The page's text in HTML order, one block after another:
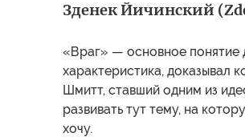
Зденек Йичинский
«Враг» — основное понятие
характеристика, доказывал
Шмитт, ставший одним из
развивать тут тему, на
хочу.